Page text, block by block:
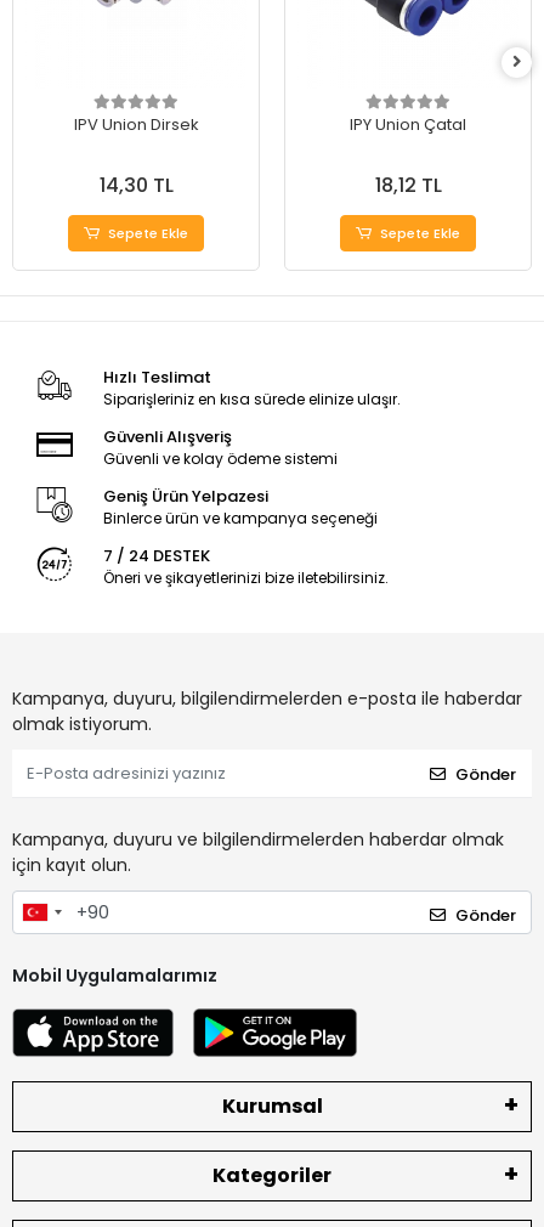
IPV Union Dirsek
14,30 TL
Sepete Ekle
IPY Union Çatal
18,12 TL
Sepete Ekle
Hızlı Teslimat
Siparişleriniz en kısa sürede elinize ulaşır.
Güvenli Alışveriş
Güvenli ve kolay ödeme sistemi
Geniş Ürün Yelpazesi
Binlerce ürün ve kampanya seçeneği
7 / 24 DESTEK
Öneri ve şikayetlerinizi bize iletebilirsiniz.
Kampanya, duyuru, bilgilendirmelerden e-posta ile haberdar
olmak istiyorum.
Gönder
Kampanya, duyuru ve bilgilendirmelerden haberdar olmak
için kayıt olun.
Gönder
Mobil Uygulamalarımız
Kurumsal
Kategoriler